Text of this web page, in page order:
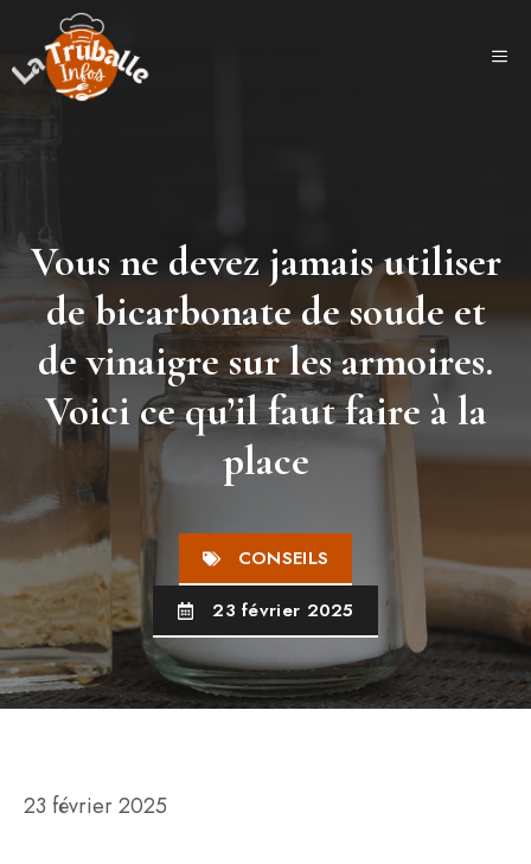
contenu
Vous ne devez jamais utiliser
de bicarbonate de soude et
de vinaigre sur les armoires.
Voici ce qu’il faut faire à la
place
CONSEILS
23 février 2025
23 février 2025